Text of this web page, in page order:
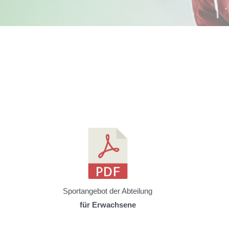
Sportangebot der Abteilung
für Erwachsene